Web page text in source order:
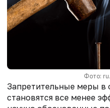
Фото:
Запретительные меры в
становятся все менее